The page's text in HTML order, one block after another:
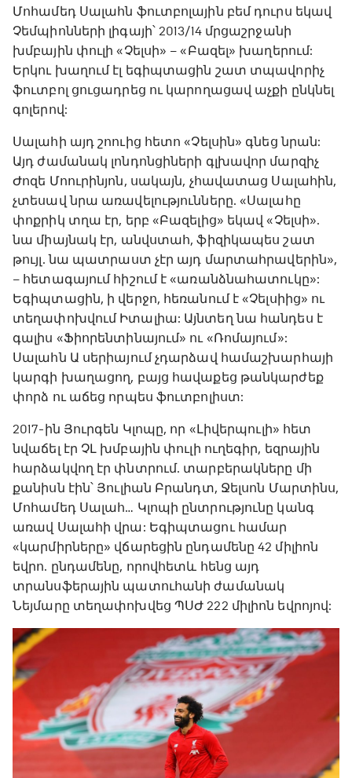
Մոհամեդ Սալահն ֆուտբոլային բեմ դուրս եկավ
Չեմպիոնների լիգայի՝ 2013/14 մրցաշրջանի
խմբային փուլի «Չելսի» – «Բազել» խաղերում:
Երկու խաղում էլ եգիպտացին շատ տպավորիչ
ֆուտբոլ ցուցադրեց ու կարողացավ աչքի ընկնել
գոլերով:
Սալահի այդ շոուից հետո «Չելսին» գնեց նրան:
Այդ ժամանակ լոնդոնցիների գլխավոր մարզիչ
Ժոզե Մոուրինյոն, սակայն, չհավատաց Սալահին,
չտեսավ նրա առավելությունները. «Սալահը
փոքրիկ տղա էր, երբ «Բազելից» եկավ «Չելսի».
նա միայնակ էր, անվստահ, ֆիզիկապես շատ
թույլ. նա պատրաստ չէր այդ մարտահրավերին»,
– հետագայում հիշում է «առանձնահատուկը»:
Եգիպտացին, ի վերջո, հեռանում է «Չելսիից» ու
տեղափոխվում Իտալիա: Այնտեղ նա հանդես է
գալիս «Ֆիորենտինայում» ու «Ռոմայում»:
Սալահն Ա սերիայում չդարձավ համաշխարհայի
կարգի խաղացող, բայց հավաքեց թանկարժեք
փորձ ու աճեց որպես ֆուտբոլիստ:
2017-ին Յուրգեն Կլոպը, որ «Լիվերպուլի» հետ
նվաճել էր ՉԼ խմբային փուլի ուղեգիր, եզրային
հարձակվող էր փնտրում. տարբերակները մի
քանիսն էին՝ Յուլիան Բրանդտ, Ջելսոն Մարտինս,
Մոհամեդ Սալահ… Կլոպի ընտրությունը կանգ
առավ Սալահի վրա: Եգիպտացու համար
«կարմիրները» վճարեցին ընդամենը 42 միլիոն
եվրո. ընդամենը, որովհետև հենց այդ
տրանսֆերային պատուհանի ժամանակ
Նեյմարը տեղափոխվեց ՊՍԺ 222 միլիոն եվրոյով: